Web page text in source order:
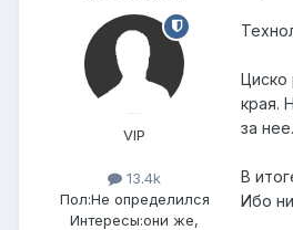
VIP
13.4k
Пол:Не определился
Интересы:они же,
Циско
края.
за
В
Ибо